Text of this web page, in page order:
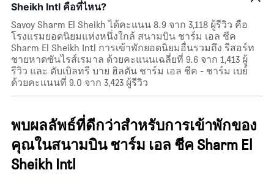
Sheikh Intl คือที่ไหน?
Savoy Sharm El Sheikh ได้คะแนน 8.9 จาก 3,118 ผู้รีวิว คือ
โรงแรมยอดนิยมแห่งหนึ่งใกล้ สนามบิน ชาร์ม เอล ชีค
Sharm El Sheikh Intl การเข้าพักยอดนิยมอื่นรวมถึง รีสอร์ท
ชายหาดซันไรส์เรมาล ด้วยคะแนนเฉลี่ยที่ 9.6 จาก 1,413 ผู้
รีวิว และ ดับเบิลทรี บาย ฮิลตัน ชาร์ม เอล ชีค - ชาร์ม เบย์
ด้วยคะแนนที่ 9.0 จาก 3,423 ผู้รีวิว
พบผลลัพธ์ที่ดีกว่าสำหรับการเข้าพักของ
คุณในสนามบิน ชาร์ม เอล ชีค Sharm El
Sheikh Intl